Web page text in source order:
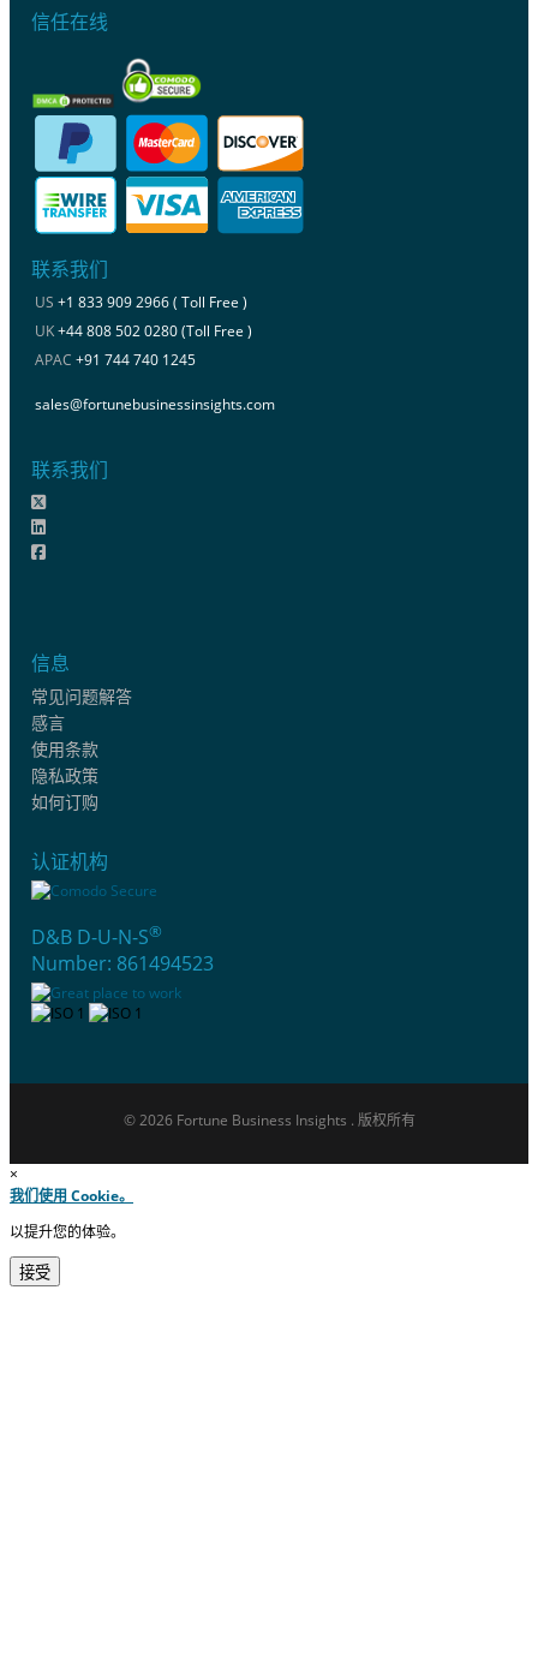
信任在线
联系我们
US +1 833 909 2966 ( Toll Free )
UK+44 808 502 0280 (Toll Free )
APAC +91 744 740 1245
sales@fortunebusinessinsights.com
联系我们
信息
常见问题解答
感言
使用条款
隐私政策
如何订购
认证机构
D&B D-U-N-S®
Number: 861494523
© 2026 Fortune Business Insights . 版权所有
×
我们使用 Cookie。
以提升您的体验。
接受